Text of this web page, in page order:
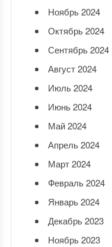
Ноябрь 2024
Октябрь 2024
Сентябрь 2024
Август 2024
Июль 2024
Июнь 2024
Май 2024
Апрель 2024
Март 2024
Февраль 2024
Январь 2024
Декабрь 2023
Ноябрь 2023